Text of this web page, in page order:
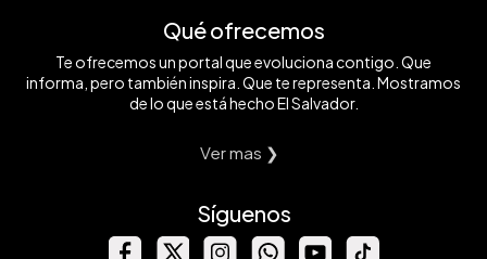
Qué ofrecemos
Te ofrecemos un portal que evoluciona contigo. Que
informa, pero también inspira. Que te representa. Mostramos
de lo que está hecho El Salvador.
Ver mas ❯
Síguenos